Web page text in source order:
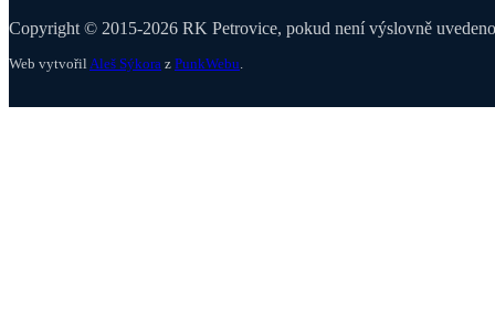
Copyright © 2015-2026 RK Petrovice, pokud není výslovně
Web vytvořil Aleš Sýkora z PunkWebu